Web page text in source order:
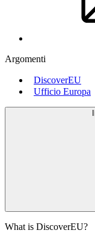
Argomenti
DiscoverEU
Ufficio Europa
What is DiscoverEU?